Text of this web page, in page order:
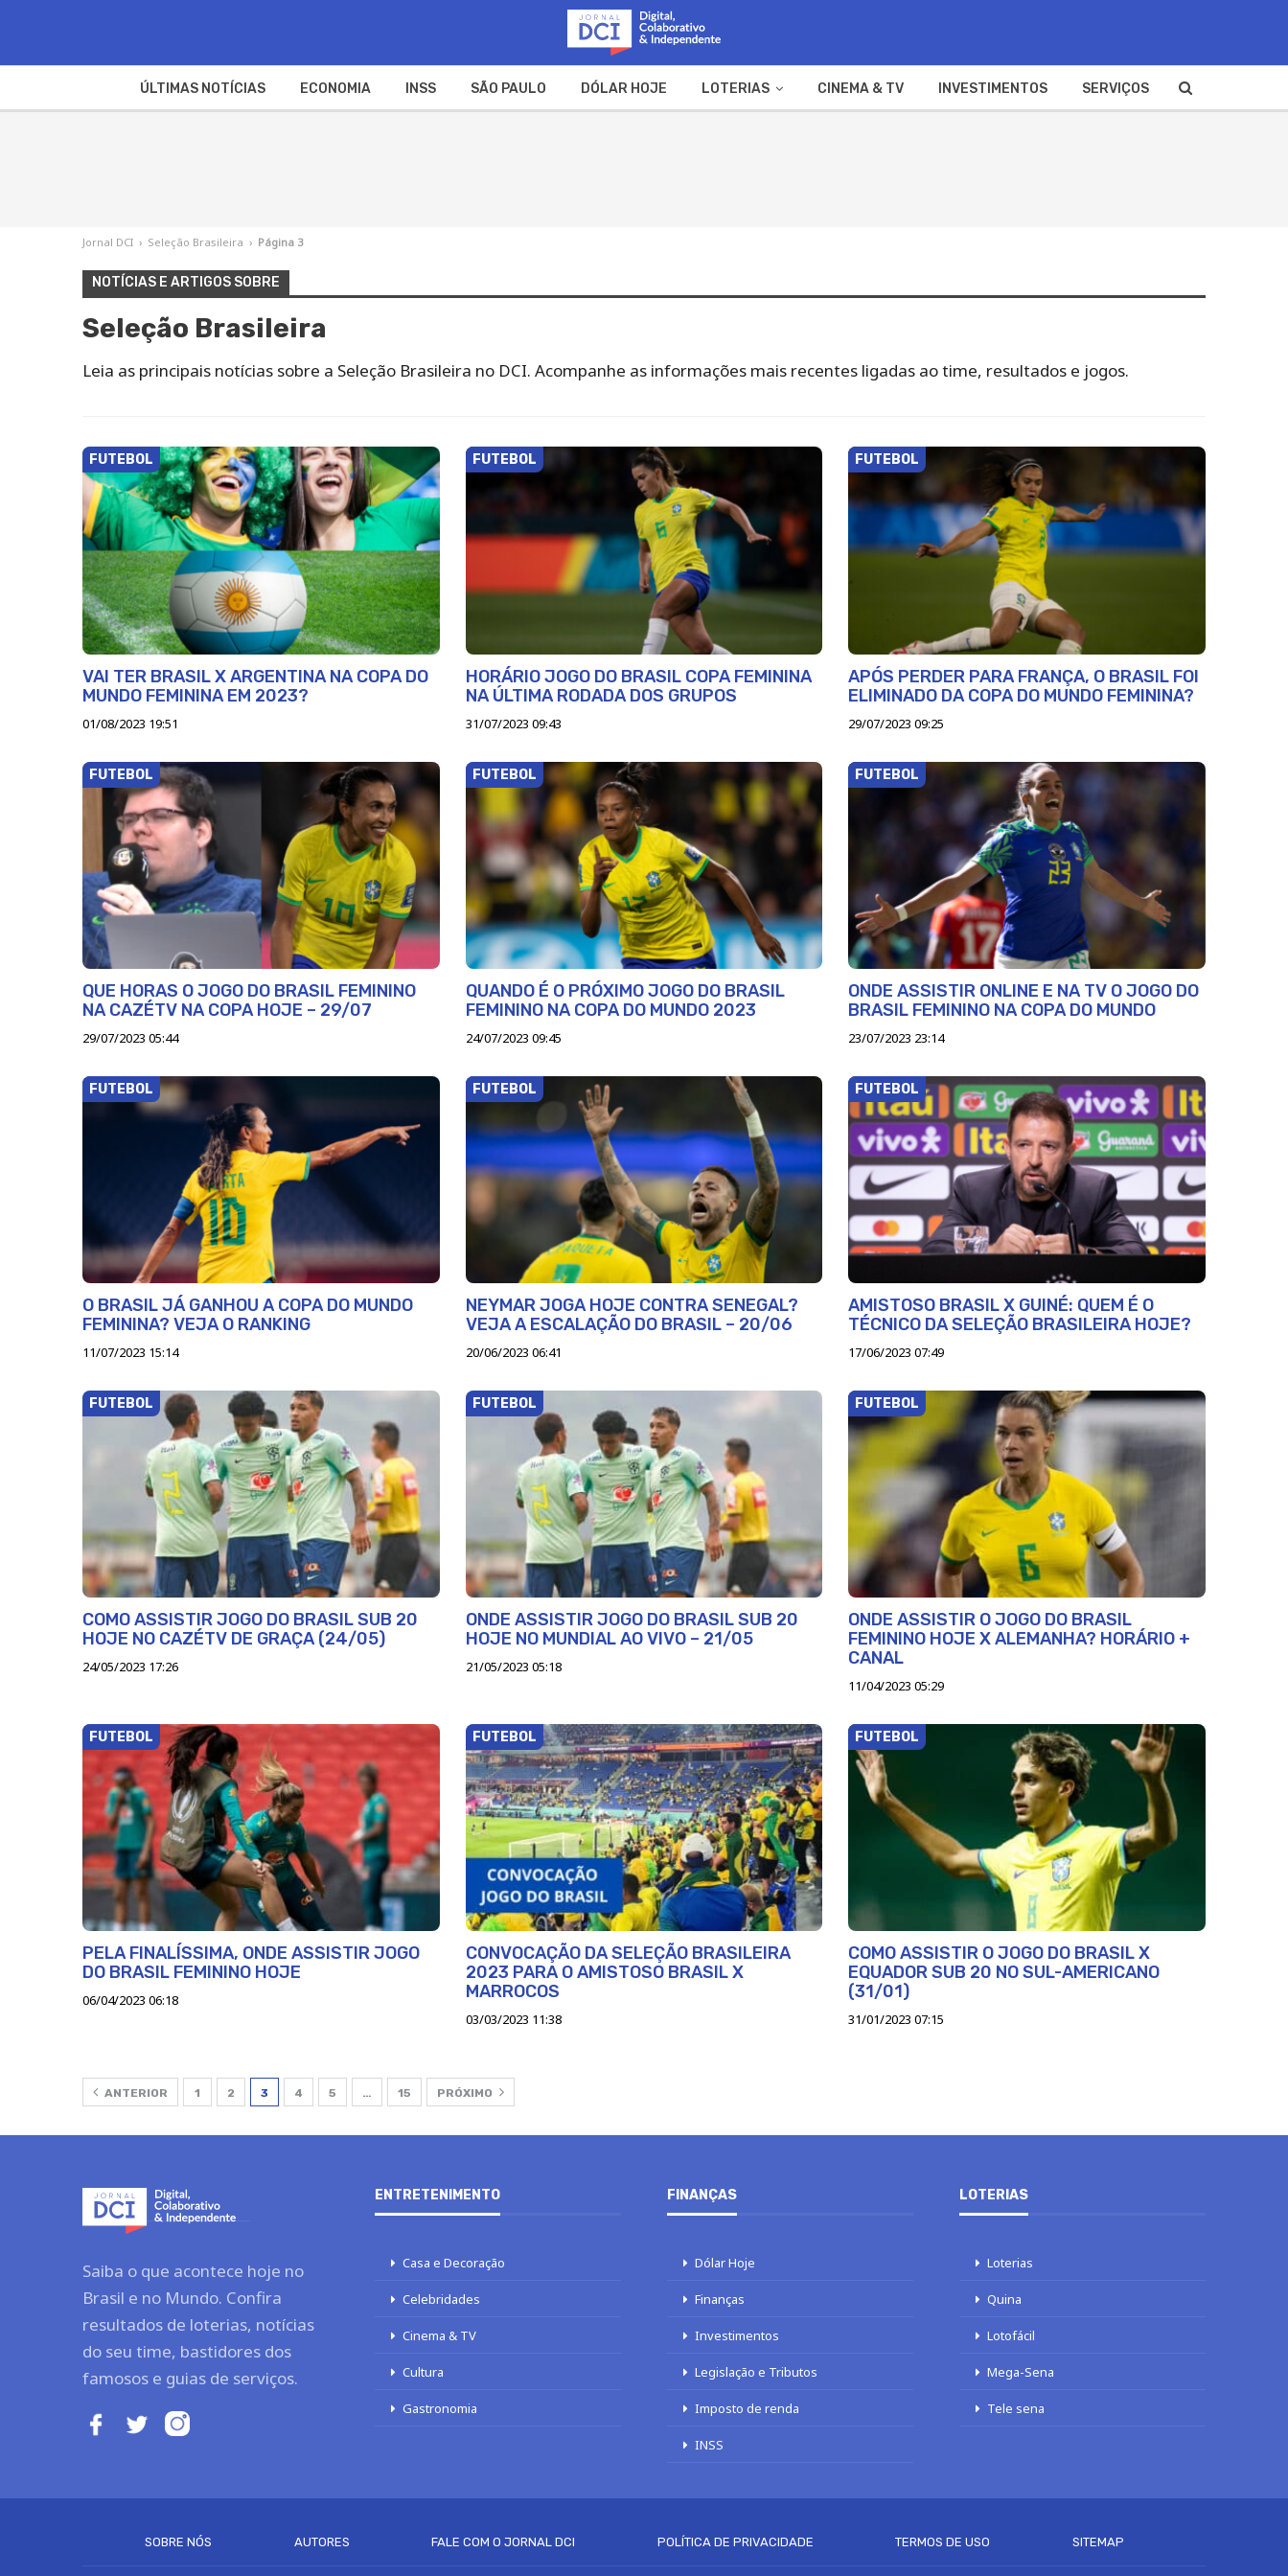
ÚLTIMAS NOTÍCIAS ECONOMIA INSS SÃO PAULO DÓLAR HOJE LOTERIAS CINEMA & TV INVESTIMENTOS SERVIÇOS
Jornal DCI › Seleção Brasileira › Página 3
NOTÍCIAS E ARTIGOS SOBRE
Seleção Brasileira
Leia as principais notícias sobre a Seleção Brasileira no DCI. Acompanhe as informações mais recentes ligadas ao time, resultados e jogos.
FUTEBOL
VAI TER BRASIL X ARGENTINA NA COPA DO
MUNDO FEMININA EM 2023?
01/08/2023 19:51
FUTEBOL
HORÁRIO JOGO DO BRASIL COPA FEMININA
NA ÚLTIMA RODADA DOS GRUPOS
31/07/2023 09:43
FUTEBOL
APÓS PERDER PARA FRANÇA, O BRASIL FOI
ELIMINADO DA COPA DO MUNDO FEMININA?
29/07/2023 09:25
FUTEBOL
QUE HORAS O JOGO DO BRASIL FEMININO
NA CAZÉTV NA COPA HOJE – 29/07
29/07/2023 05:44
FUTEBOL
QUANDO É O PRÓXIMO JOGO DO BRASIL
FEMININO NA COPA DO MUNDO 2023
24/07/2023 09:45
FUTEBOL
ONDE ASSISTIR ONLINE E NA TV O JOGO DO
BRASIL FEMININO NA COPA DO MUNDO
23/07/2023 23:14
FUTEBOL
O BRASIL JÁ GANHOU A COPA DO MUNDO
FEMININA? VEJA O RANKING
11/07/2023 15:14
FUTEBOL
NEYMAR JOGA HOJE CONTRA SENEGAL?
VEJA A ESCALAÇÃO DO BRASIL – 20/06
20/06/2023 06:41
FUTEBOL
AMISTOSO BRASIL X GUINÉ: QUEM É O
TÉCNICO DA SELEÇÃO BRASILEIRA HOJE?
17/06/2023 07:49
FUTEBOL
COMO ASSISTIR JOGO DO BRASIL SUB 20
HOJE NO CAZÉTV DE GRAÇA (24/05)
24/05/2023 17:26
FUTEBOL
ONDE ASSISTIR JOGO DO BRASIL SUB 20
HOJE NO MUNDIAL AO VIVO – 21/05
21/05/2023 05:18
FUTEBOL
ONDE ASSISTIR O JOGO DO BRASIL
FEMININO HOJE X ALEMANHA? HORÁRIO +
CANAL
11/04/2023 05:29
FUTEBOL
PELA FINALÍSSIMA, ONDE ASSISTIR JOGO
DO BRASIL FEMININO HOJE
06/04/2023 06:18
FUTEBOL
CONVOCAÇÃO DA SELEÇÃO BRASILEIRA
2023 PARA O AMISTOSO BRASIL X
MARROCOS
03/03/2023 11:38
FUTEBOL
COMO ASSISTIR O JOGO DO BRASIL X
EQUADOR SUB 20 NO SUL-AMERICANO
(31/01)
31/01/2023 07:15
ANTERIOR 1 2 3 4 5 … 15 PRÓXIMO
Saiba o que acontece hoje no
Brasil e no Mundo. Confira
resultados de loterias, notícias
do seu time, bastidores dos
famosos e guias de serviços.
ENTRETENIMENTO
Casa e Decoração
Celebridades
Cinema & TV
Cultura
Gastronomia
FINANÇAS
Dólar Hoje
Finanças
Investimentos
Legislação e Tributos
Imposto de renda
INSS
LOTERIAS
Loterias
Quina
Lotofácil
Mega-Sena
Tele sena
SOBRE NÓS AUTORES FALE COM O JORNAL DCI POLÍTICA DE PRIVACIDADE TERMOS DE USO SITEMAP